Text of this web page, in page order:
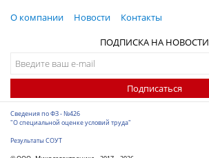
О компании Новости
Контакты
ПОДПИСКА НА НОВОСТИ
Подписаться
Сведения по ФЗ - №426
"О специальной оценке условий труда"
Результаты СОУТ